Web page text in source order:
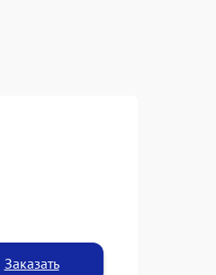
Заказать